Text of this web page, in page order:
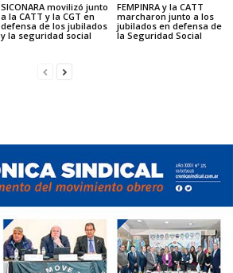
SICONARA movilizó junto
a la CATT y la CGT en
defensa de los jubilados
y la seguridad social
FEMPINRA y la CATT
marcharon junto a los
jubilados en defensa de
la Seguridad Social